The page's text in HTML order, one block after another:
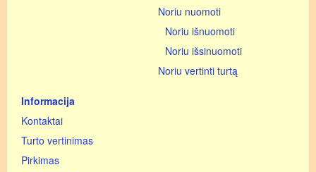
Noriu nuomoti
Noriu išnuomoti
Noriu išsinuomoti
Noriu vertinti turtą
Informacija
Kontaktai
Turto vertinimas
Pirkimas